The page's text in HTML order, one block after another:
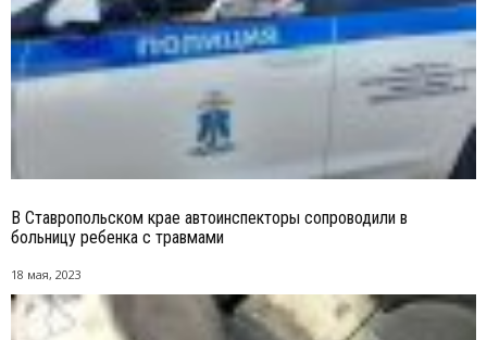
В Ставропольском крае автоинспекторы сопроводили в
больницу ребенка с травмами
18 мая, 2023